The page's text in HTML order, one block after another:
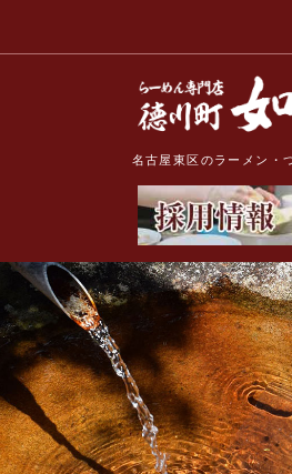
名古屋東区のラーメン・